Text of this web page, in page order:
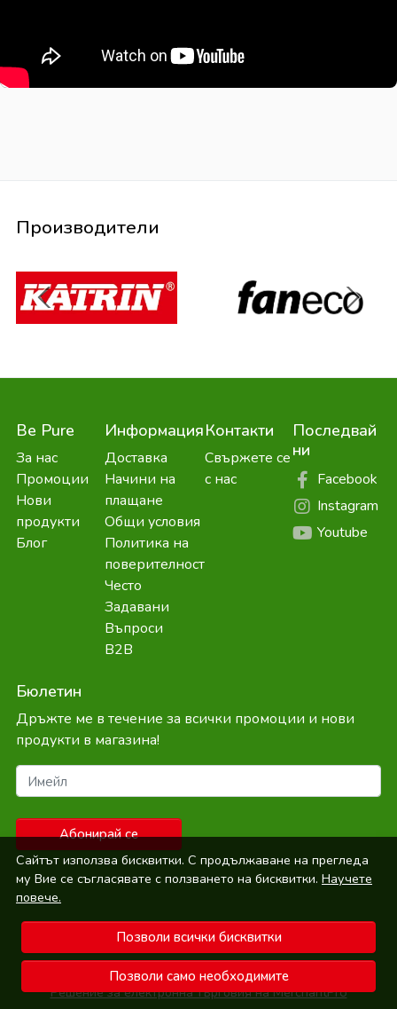
Сайтът използва бисквитки. С продължаване на прегледа
му Вие се съгласявате с ползването на бисквитки. Научете
повече.
Позволи всички бисквитки
Позволи само необходимите
Производители
Be Pure
За нас
Промоции
Нови
продукти
Блог
Информация
Доставка
Начини на
плащане
Общи условия
Политика на
поверителност
Често
Задавани
Въпроси
B2B
Контакти
Свържете се
с нас
Последвай
ни
Facebook
Instagram
Youtube
Бюлетин
Дръжте ме в течение за всички промоции и нови
продукти в магазина!
Имейл
Абонирай се
© Bepure.bg 2026
Решение за електронна търговия на MerchantPro